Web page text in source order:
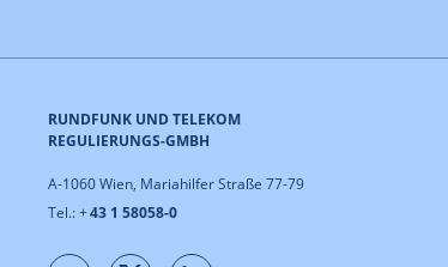
RUNDFUNK UND TELEKOM
REGULIERUNGS-GMBH
A-1060 Wien, Mariahilfer Straße 77-79
Tel.: +43 1 58058-0